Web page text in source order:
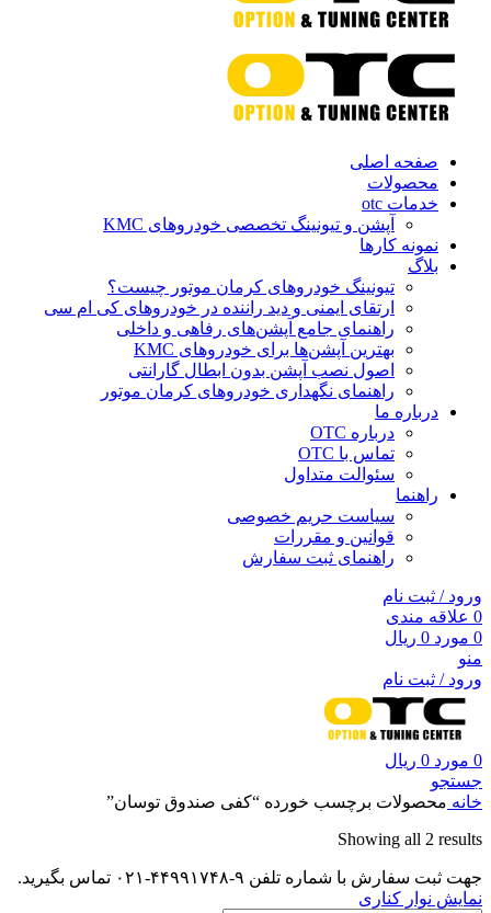
صفحه اصلی
محصولات
خدمات otc
آپشن و تیونینگ تخصصی خودروهای KMC
نمونه کارها
بلاگ
تیونینگ خودروهای کرمان موتور چیست؟
ارتقای ایمنی و دید راننده در خودروهای کی ام سی
راهنمای جامع آپشن‌های رفاهی و داخلی
بهترین آپشن‌ها برای خودروهای KMC
اصول نصب آپشن بدون ابطال گارانتی
راهنمای نگهداری خودروهای کرمان موتور
درباره ما
درباره OTC
تماس با OTC
سئوالت متداول
راهنما
سیاست حریم خصوصی
قوانین و مقررات
راهنمای ثبت سفارش
ورود / ثبت نام
0 علاقه مندی
0 مورد 0 ریال
منو
ورود / ثبت نام
0 مورد 0 ریال
جستجو
خانه محصولات برچسب خورده “کفی صندوق توسان”
Showing all 2 results
جهت ثبت سفارش با شماره تلفن ۹-۴۴۹۹۱۷۴۸-۰۲۱ تماس بگیرید.
نمایش نوار کناری